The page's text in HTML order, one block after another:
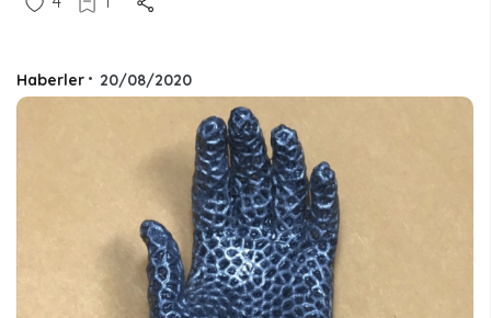
Haberler • 20/08/2020